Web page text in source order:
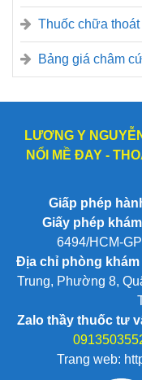
Thuốc chữa
Bảng giá châm
LƯƠNG Y
NỔI MỀ ĐAY -
Giấp phép
Giấy phép
6494/HCM-
Địa chỉ phòng
Trung, Phường 8,
Zalo thầy thuốc tư
Trang web: